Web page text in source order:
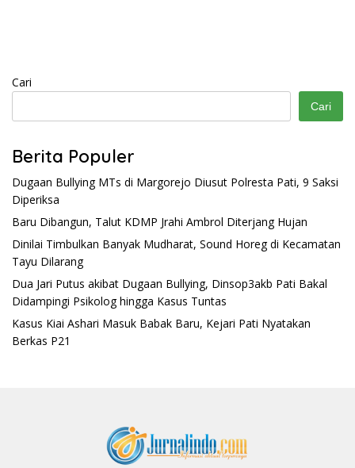
Cari
Cari
Berita Populer
Dugaan Bullying MTs di Margorejo Diusut Polresta Pati, 9 Saksi
Diperiksa
Baru Dibangun, Talut KDMP Jrahi Ambrol Diterjang Hujan
Dinilai Timbulkan Banyak Mudharat, Sound Horeg di Kecamatan
Tayu Dilarang
Dua Jari Putus akibat Dugaan Bullying, Dinsop3akb Pati Bakal
Didampingi Psikolog hingga Kasus Tuntas
Kasus Kiai Ashari Masuk Babak Baru, Kejari Pati Nyatakan
Berkas P21